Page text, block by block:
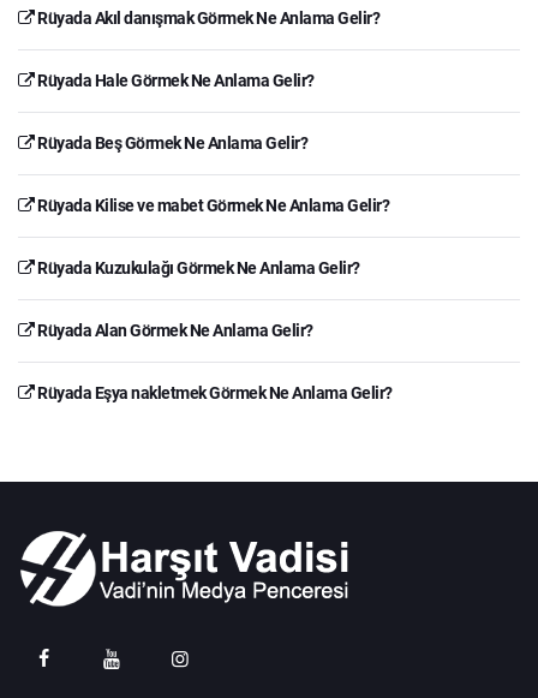
Rüyada Akıl danışmak Görmek Ne Anlama Gelir?
Rüyada Hale Görmek Ne Anlama Gelir?
Rüyada Beş Görmek Ne Anlama Gelir?
Rüyada Kilise ve mabet Görmek Ne Anlama Gelir?
Rüyada Kuzukulağı Görmek Ne Anlama Gelir?
Rüyada Alan Görmek Ne Anlama Gelir?
Rüyada Eşya nakletmek Görmek Ne Anlama Gelir?